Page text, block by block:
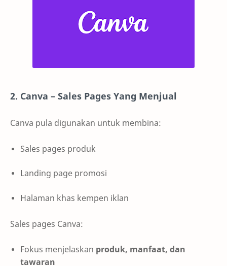
2. Canva – Sales Pages Yang Menjual
Canva pula digunakan untuk membina:
Sales pages produk
Landing page promosi
Halaman khas kempen iklan
Sales pages Canva:
Fokus menjelaskan produk, manfaat, dan
tawaran